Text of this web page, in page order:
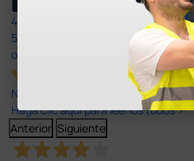
4,4
597
opiniones
Nuestras reseñas de 4 y 5 estrellas.
Haga clic aquí para leerlos todos >
Anterior Siguiente